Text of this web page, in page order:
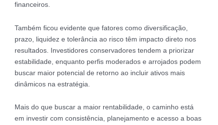
financeiros.
Também ficou evidente que fatores como diversificação,
prazo, liquidez e tolerância ao risco têm impacto direto nos
resultados. Investidores conservadores tendem a priorizar
estabilidade, enquanto perfis moderados e arrojados podem
buscar maior potencial de retorno ao incluir ativos mais
dinâmicos na estratégia.
Mais do que buscar a maior rentabilidade, o caminho está
em investir com consistência, planejamento e acesso a boas